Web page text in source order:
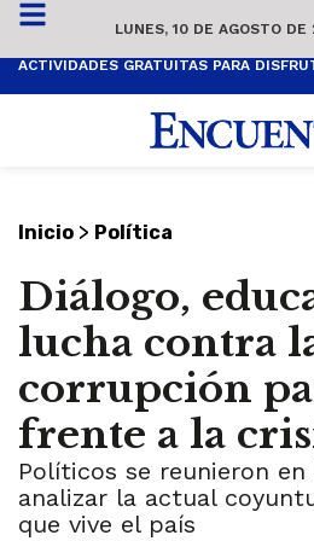
LUNES, 10 DE AGOSTO DE
Inicio > Política
Diálogo,
lucha contra
corrupción
frente a la
Políticos se reunieron
analizar la actual
que vive el país